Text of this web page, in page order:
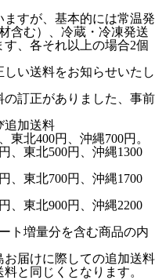
すが、基本的には常温発
含む）、冷蔵・冷凍発送
、各それ以上の場合2個
い送料をお知らせいたし
訂正がありました、事前
追加送料
東北400円、沖縄700円。
、東北500円、沖縄1300
、東北700円、沖縄1700
、東北900円、沖縄2200
ト増量分を含む商品の内
届けに際しての追加送料
と同じくとなります。